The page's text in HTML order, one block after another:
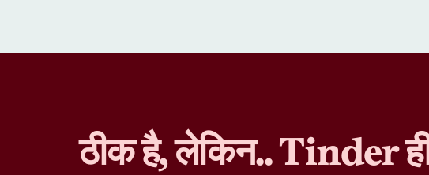
ठीक है, लेकिन.. Tinder